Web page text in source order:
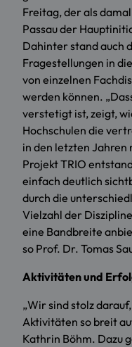
Freitag, der als
Passau der
Dahinter stand auch
Fragestellungen in
von einzelnen
werden können.
verstetigt ist, zeigt,
Hochschulen die
in den letzten Jahren
Projekt TRIO
einfach deutlich
durch die
Vielzahl der
eine Bandbreite
so Prof. Dr. Tomas
Aktivitäten und
„Wir sind stolz
Aktivitäten so breit
Kathrin Böhm. Dazu